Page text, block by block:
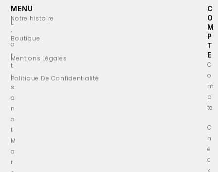
L
’
a
r
t
i
s
a
n
a
t
M
a
r
MENU
Notre histoire
Boutique
Mentions Légales
Politique De Confidentialité
C
O
M
P
T
E
C
o
m
p
te
C
h
e
c